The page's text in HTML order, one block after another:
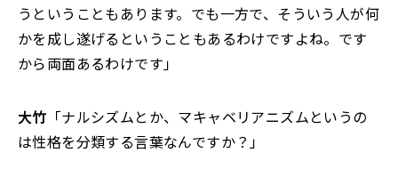
うということもあります。でも一方で、そういう人が何
かを成し遂げるということもあるわけですよね。です
から両面あるわけです」
大竹 「ナルシズムとか、マキャベリアニズムというの
は性格を分類する言葉なんですか？」